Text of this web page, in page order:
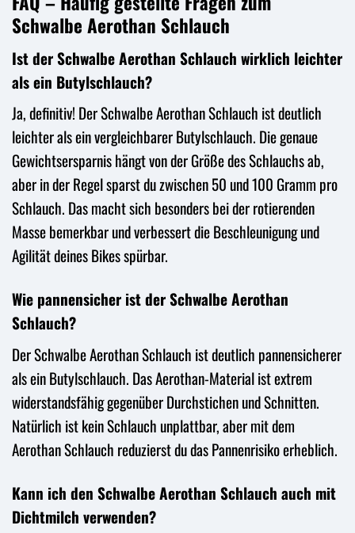
Schwalbe Aerothan Schlauch
Ist der Schwalbe Aerothan Schlauch wirklich leichter
als ein Butylschlauch?
Ja, definitiv! Der Schwalbe Aerothan Schlauch ist deutlich
leichter als ein vergleichbarer Butylschlauch. Die genaue
Gewichtsersparnis hängt von der Größe des Schlauchs ab,
aber in der Regel sparst du zwischen 50 und 100 Gramm pro
Schlauch. Das macht sich besonders bei der rotierenden
Masse bemerkbar und verbessert die Beschleunigung und
Agilität deines Bikes spürbar.
Wie pannensicher ist der Schwalbe Aerothan
Schlauch?
Der Schwalbe Aerothan Schlauch ist deutlich pannensicherer
als ein Butylschlauch. Das Aerothan-Material ist extrem
widerstandsfähig gegenüber Durchstichen und Schnitten.
Natürlich ist kein Schlauch unplattbar, aber mit dem
Aerothan Schlauch reduzierst du das Pannenrisiko erheblich.
Kann ich den Schwalbe Aerothan Schlauch auch mit
Dichtmilch verwenden?